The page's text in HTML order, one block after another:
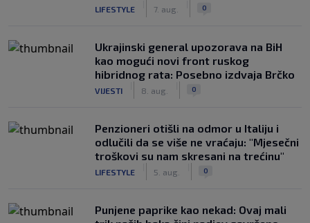
LIFESTYLE 7. aug. 0
Ukrajinski general upozorava na BiH
kao mogući novi front ruskog
hibridnog rata: Posebno izdvaja Brčko
VIJESTI 8. aug. 0
Penzioneri otišli na odmor u Italiju i
odlučili da se više ne vraćaju: "Mjesečni
troškovi su nam skresani na trećinu"
LIFESTYLE 5. aug. 0
Punjene paprike kao nekad: Ovaj mali